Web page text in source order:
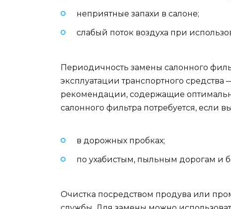
неприятные запахи в салоне;
слабый поток воздуха при
Периодичность замены салонного
эксплуатации транспортного
рекомендации, содержащие
салонного фильтра потребуется, если
в дорожных пробках;
по ухабистым, пыльным дорогам и
Очистка посредством продува или